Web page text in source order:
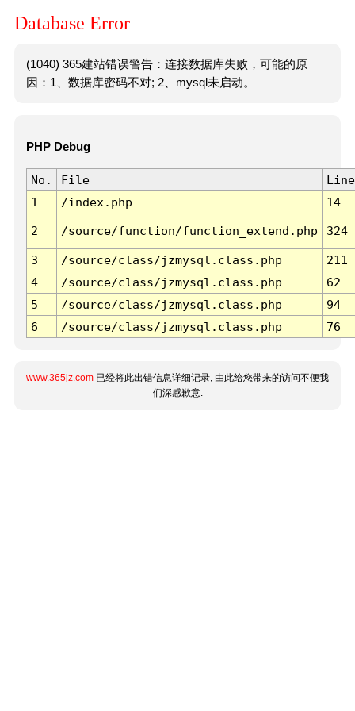
Database Error
(1040) 365建站错误警告：连接数据库失败，可能的原
因：1、数据库密码不对; 2、mysql未启动。
PHP Debug
No. File
Line
1
/index.php 14
2 /source/function/function_extend.php 324
3 /source/class/jzmysql.class.php
211
4
/source/class/jzmysql.class.php
62
5
/source/class/jzmysql.class.php
94
6
/source/class/jzmysql.class.php 76
www.365jz.com 已经将此出错信息详细记录, 由此给您带来的访问不便我
们深感歉意.